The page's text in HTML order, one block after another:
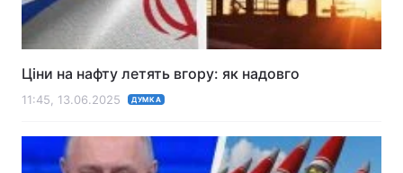
Ціни на нафту летять вгору: як надовго
11:45, 13.06.2025 ДУМКА